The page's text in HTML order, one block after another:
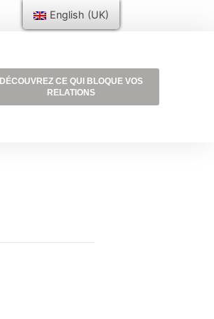
DÉCOUVREZ CE QUI BLOQUE VOS
RELATIONS
English (UK)